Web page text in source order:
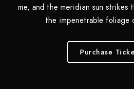
me, and the meridian sun strikes
the impenetrable foliage
Purchase